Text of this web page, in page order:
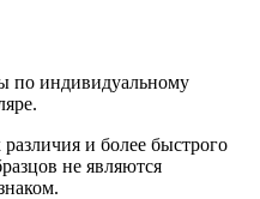
по индивидуальному
и более быстрого
не являются